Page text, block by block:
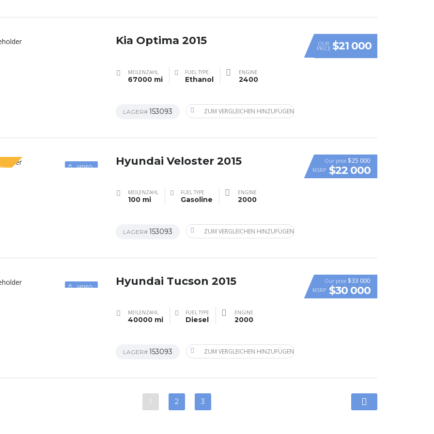
OUR
PRICE $21 000
Kia Optima 2015
MEILENZAHL
67000 mi
FUEL TYPE
Ethanol
ENGINE
2400
LAGER# 153093 ZUM VERGLEICHEN HINZUFÜGEN
VIDEO
Our price $25 000
MSRP $22 000
Hyundai Veloster 2015
MEILENZAHL
100 mi
FUEL TYPE
Gasoline
ENGINE
2000
LAGER# 153093 ZUM VERGLEICHEN HINZUFÜGEN
VIDEO
Our price $33 000
MSRP $30 000
Hyundai Tucson 2015
MEILENZAHL
40000 mi
FUEL TYPE
Diesel
ENGINE
2000
LAGER# 153093 ZUM VERGLEICHEN HINZUFÜGEN
1 2 3